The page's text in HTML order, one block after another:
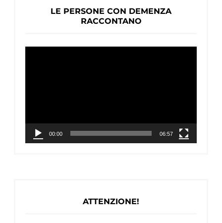
LE PERSONE CON DEMENZA
RACCONTANO
00:00 06:57
ATTENZIONE!